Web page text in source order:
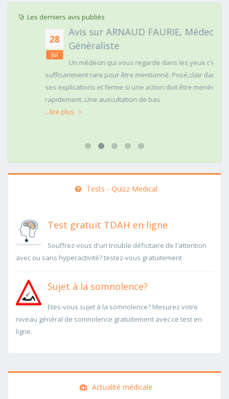
Les derniers avis publiés
Avis sur ARNAUD FAURIE, Médecin
Généraliste
Un médecin qui vous regarde dans les yeux c'est
suffisamment rare pour être mentionné. Posé,clair dans
ses explications et ferme si une action doit être menée
rapidement..Une auscultation de bas
...lire plus
Tests - Quizz Medical
Test gratuit TDAH en ligne
Souffrez-vous d'un trouble déficitaire de l'attention
avec ou sans hyperactivité? testez-vous gratuitement
Sujet à la somnolence?
Etes-vous sujet à la somnolence? Mesurez votre
niveau général de somnolence gratuitement avec ce test en
ligne.
Actualité médicale